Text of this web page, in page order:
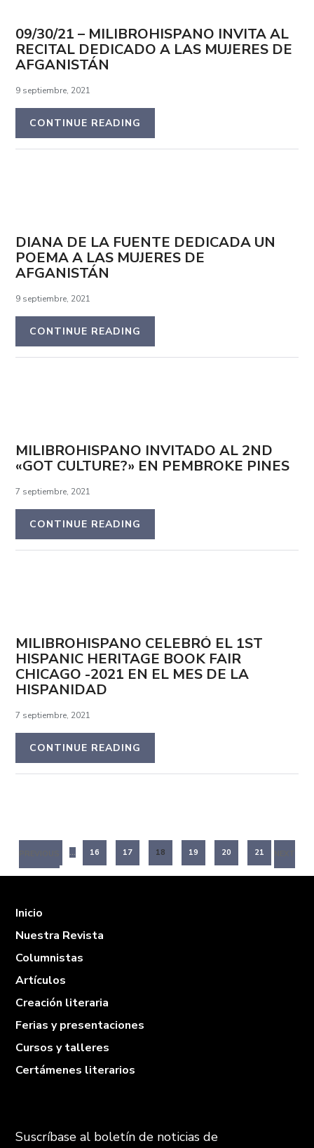
09/30/21 – MILIBROHISPANO INVITA AL
RECITAL DEDICADO A LAS MUJERES DE
AFGANISTÁN
9 septiembre, 2021
CONTINUE READING
DIANA DE LA FUENTE DEDICADA UN
POEMA A LAS MUJERES DE
AFGANISTÁN
9 septiembre, 2021
CONTINUE READING
MILIBROHISPANO INVITADO AL 2ND
«GOT CULTURE?» EN PEMBROKE PINES
7 septiembre, 2021
CONTINUE READING
MILIBROHISPANO CELEBRÓ EL 1ST
HISPANIC HERITAGE BOOK FAIR
CHICAGO -2021 EN EL MES DE LA
HISPANIDAD
7 septiembre, 2021
CONTINUE READING
… 16 17 18 19 20 21
Inicio
Nuestra Revista
Columnistas
Artículos
Creación literaria
Ferias y presentaciones
Cursos y talleres
Certámenes literarios
Suscríbase al boletín de noticias de